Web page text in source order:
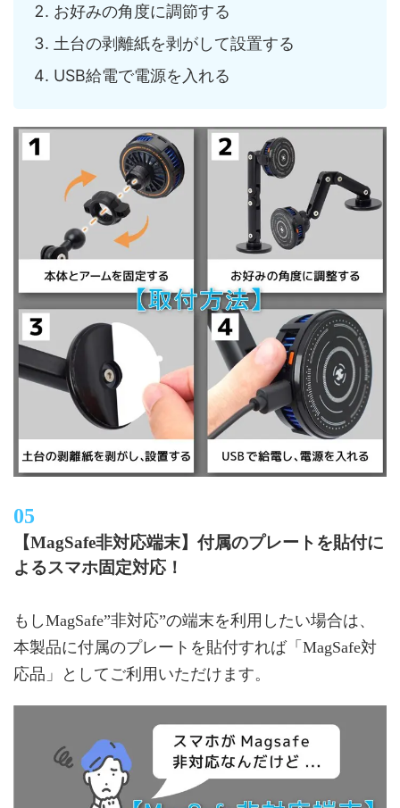
お好みの角度に調節する
土台の剥離紙を剥がして設置する
USB給電で電源を入れる
【MagSafe非対応端末】付属のプレートを貼付に
よるスマホ固定対応！
もしMagSafe”非対応”の端末を利用したい場合は、
本製品に付属のプレートを貼付すれば「MagSafe対
応品」としてご利用いただけます。